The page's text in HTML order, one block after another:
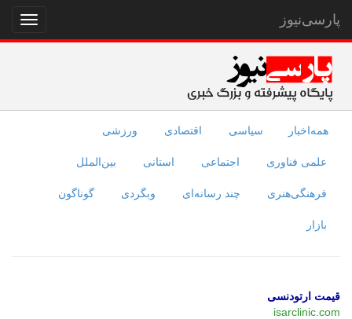
نمایش
منو
پارسی‌نیوز
همه‌اخبار سیاسی اقتصادی ورزشی
علمی فناوری اجتماعی استانی بین‌الملل
فرهنگی‌هنری چند رسانه‌ای وبگردی گوناگون
بازار
قیمت ارتودنسی
isarclinic.com